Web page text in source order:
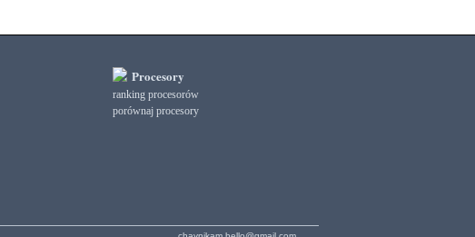
Procesory
ranking procesorów
porównaj procesory